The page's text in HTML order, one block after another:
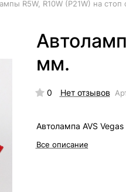
R5W, R10W (P21W) на стоп
мм.
0 Нет отзывов
Автолампа AVS
Все описание